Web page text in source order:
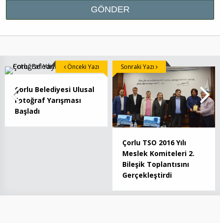
Çorlu Belediyesi Ulusal
Fotoğraf Yarışması
Başladı
Önceki Yazı
Çorlu TSO 2016 Yılı
Meslek Komiteleri 2.
Bileşik Toplantısını
Gerçekleştirdi
Sonraki Yazı